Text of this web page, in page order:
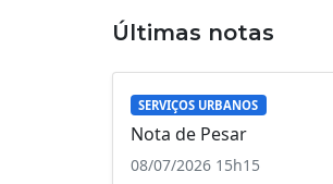
Últimas notas
SERVIÇOS URBANOS
Nota de Pesar
08/07/2026 15h15